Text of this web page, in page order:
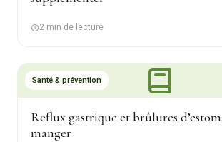
2 min de lecture
Santé & prévention
Reflux gastrique et brûlures
manger